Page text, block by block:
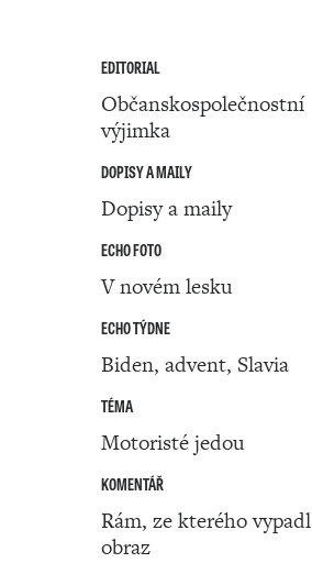
EDITORIAL
Občanskospolečnostní
výjimka
DOPISY A MAILY
Dopisy a maily
ECHO FOTO
V novém lesku
ECHO TÝDNE
Biden, advent, Slavia
TÉMA
Motoristé jedou
KOMENTÁŘ
Rám, ze kterého vypadl
obraz